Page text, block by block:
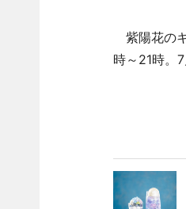
紫陽花の
時～21時。7